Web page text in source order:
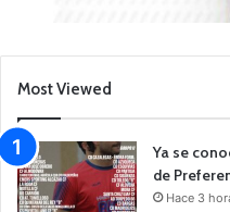
Most Viewed
Ya se
de
Hace 3